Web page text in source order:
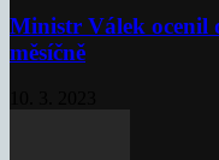
Ministr Válek ocenil
měsíčně